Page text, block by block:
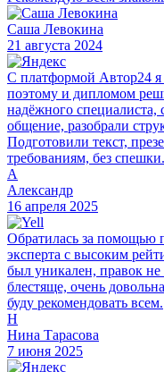
Саша Левокина
21 августа 2024
С платформой Автор24 я
поэтому и дипломом
надёжного специалиста,
общение, разобрали
Подготовили текст,
требованиям, без спешки.
А
Александр
16 апреля 2025
Обратилась за помощью
эксперта с высоким
был уникален, правок
блестяще, очень
буду рекомендовать всем.
Н
Нина Тарасова
7 июня 2025